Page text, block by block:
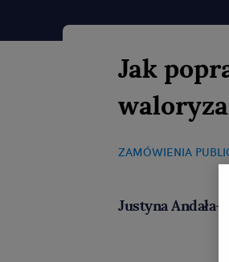
Jak
ZAMÓWIENIA
Justyna Andała-